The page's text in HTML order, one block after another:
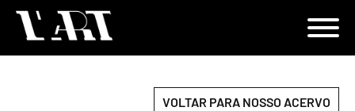
VOLTAR PARA NOSSO ACERVO